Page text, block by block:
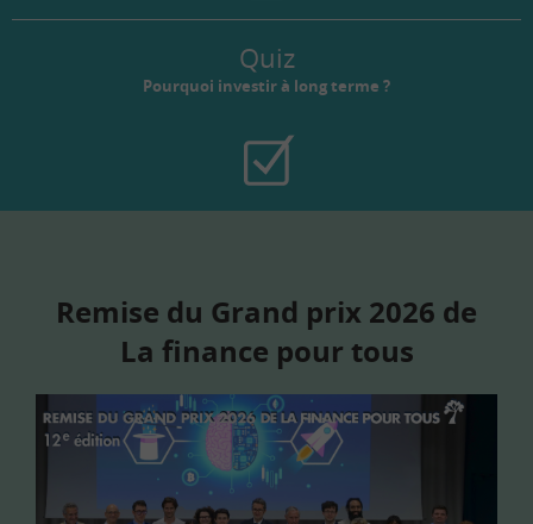
Quiz
Pourquoi investir à long terme ?
Remise du Grand prix 2026 de
La finance pour tous